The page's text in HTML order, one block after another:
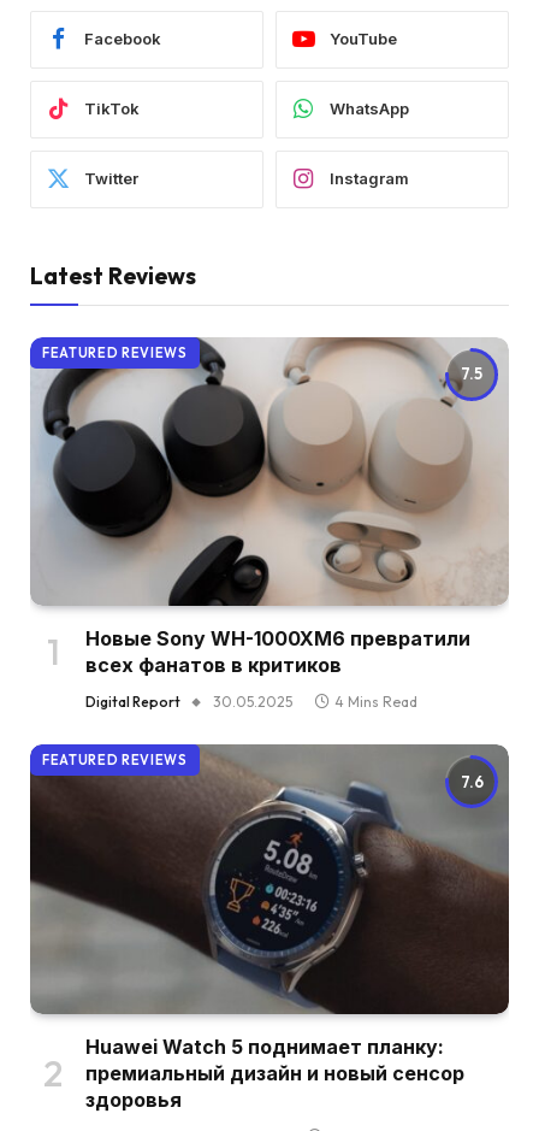
Facebook YouTube
TikTok WhatsApp
Twitter Instagram
Latest Reviews
7.5
FEATURED REVIEWS
Новые Sony WH-1000XM6 превратили
всех фанатов в критиков
Digital Report 30.05.2025 4 Mins Read
7.6
FEATURED REVIEWS
Huawei Watch 5 поднимает планку:
премиальный дизайн и новый сенсор
здоровья